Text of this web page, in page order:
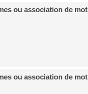
ou association de
ou association de